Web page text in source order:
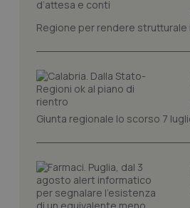
Regione per rendere
Giunta regionale lo scorso 7